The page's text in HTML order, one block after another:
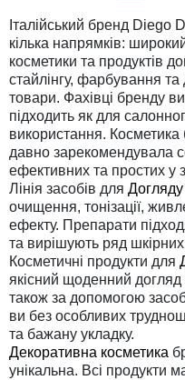
Італійський бренд Diego
кілька напрямків:
косметики та продуктів
стайлінгу, фарбування
товари. Фахівці бренду
підходить як для
використання.
давно зарекомендувала
ефективних та простих у
Лінія засобів для
очищення, тонізації,
ефекту. Препарати
та вирішують ряд
Косметичні продукти для
якісний щоденний
також за допомогою
ви без особливих
та бажану укладку.
Декоративна косметика
унікальна. Всі продукти